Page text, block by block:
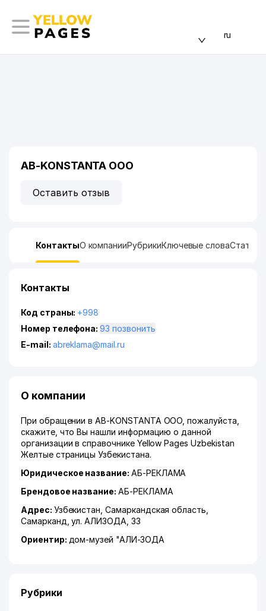
ru
AB-KONSTANTA ООО
Оставить отзыв
КонтактыО компанииРубрикиКлючевые слова
Контакты
Код страны: +998
Номер телефона:
93 позвонить
E-mail: abreklama@mail.ru
О компании
При обращении в AB-KONSTANTA ООО, пожалуйста,
скажите, что Вы нашли информацию о данной
организации в справочнике Yellow Pages Uzbekistan
Желтые страницы Узбекистана.
Юридическое название: АБ-РЕКЛАМА
Брендовое название: АБ-РЕКЛАМА
Адрес: Узбекистан,Самаркандская область
Самарканд ,ул. АЛИЗОДА , 33
Ориентир: дом-музей "АЛИ-ЗОДА
Рубрики